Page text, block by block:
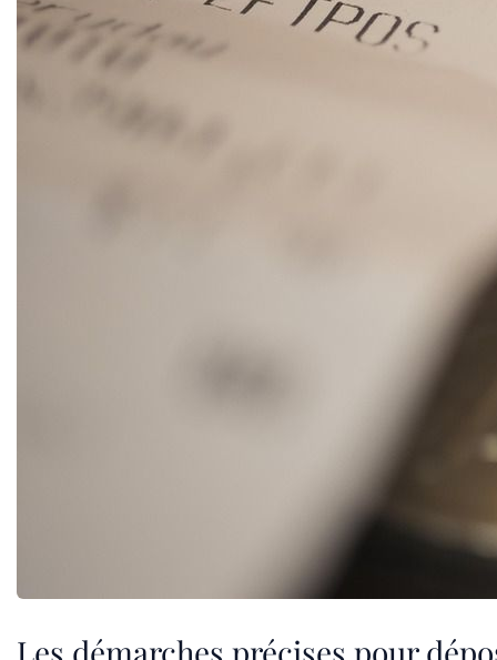
Les démarches précises pour